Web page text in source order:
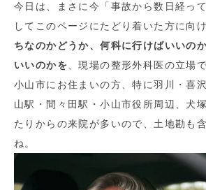
今日は、まさに今「事故から数日経っ
してこのページにたどり着いた方に向け
ちなのかどうか、何科に行けばいいの
いいのかを 、現場の整形外科医の立場
小山市にお住まいの方、特に羽川・喜
山駅・間々田駅・小山市役所周辺、犬
たりからの来院が多いので、土地勘も
ね。